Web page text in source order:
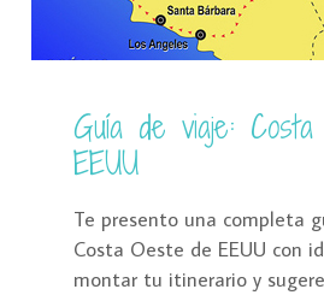
Guía de viaje:
EEUU
Te presento una completa
Costa Oeste de EEUU con
montar tu itinerario y